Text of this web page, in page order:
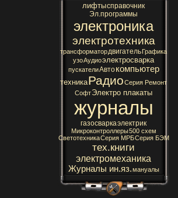
лифтысправочник
Эл.программы
электроника
электротехника
трансформатордвигательГрафика
узоАудиоэлектросварка
пускателиАвтокомпьютер
техникаРадиоСерия Ремонт
СофтЭлектро плакаты
журналы
газосваркаэлектрик
Микроконтроллеры500 схем
СветотехникаСерия МРБСерия БЭМ
тех.книги
электромеханика
Журналы ин.яз.мануалы